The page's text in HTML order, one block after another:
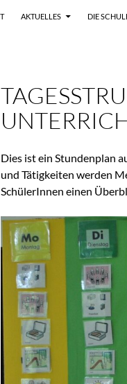
AKTUELLES DIE
Dies ist ein Stundenplan
und Tätigkeiten werden
SchülerInnen einen